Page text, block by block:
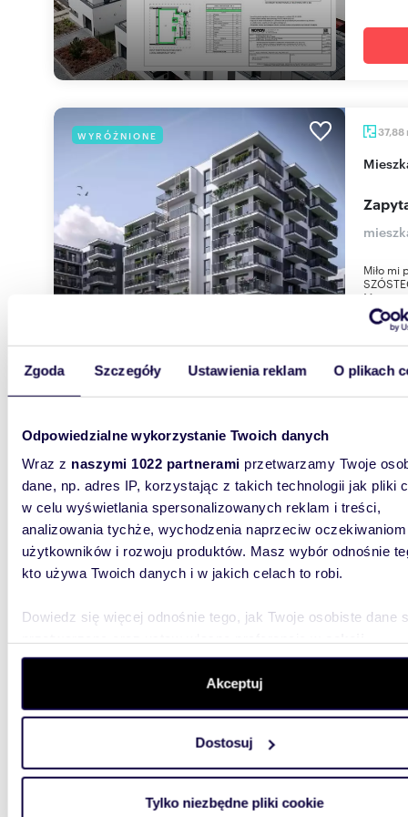
Zgoda Szczegóły Ustawienia reklam O plikach
Odpowiedzialne wykorzystanie Twoich danych
Wraz z naszymi 1022 partnerami przetwarzamy Twoje
dane, np. adres IP, korzystając z takich technologii jak pliki
w celu wyświetlania spersonalizowanych reklam i treści,
analizowania tychże, wychodzenia naprzeciw oczekiwaniom
użytkowników i rozwoju produktów. Masz wybór odnośnie
kto używa Twoich danych i w jakich celach to robi.
Dowiedz się więcej odnośnie tego, jak Twoje osobiste dane
szczegółów. W Deklaracji plików cookie możesz zmienić
wycofać swoją zgodę w dowolnej chwili.
aby oferować funkcje społecznościowe i analizować ruch w
witrynie. Informacje o tym, jak korzystasz z naszej witryny,
analitycznym. Partnerzy mogą połączyć te informacje z
Akceptuj
Dostosuj
Tylko niezbędne pliki cookie
WYRÓŻNIONE 37,88
Miło
558